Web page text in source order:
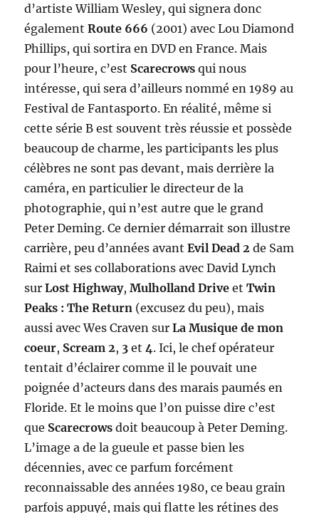
d’artiste William Wesley, qui signera donc
égalementRoute 666 (2001) avec Lou Diamond
Phillips, qui sortira en DVD en France. Mais
pour l’heure, c’est Scarecrows qui nous
intéresse, qui sera d’ailleurs nommé en 1989 au
Festival de Fantasporto. En réalité, même si
cette série B est souvent très réussie et possède
beaucoup de charme, les participants les plus
célèbres ne sont pas devant, mais derrière la
caméra, en particulier le directeur de la
photographie, qui n’est autre que le grand
Peter Deming. Ce dernier démarrait son illustre
carrière, peu d’années avantEvil Dead 2 de Sam
Raimi et ses collaborations avec David Lynch
surLost Highway,Mulholland DriveetTwin
Peaks : The Return (excusez du peu), mais
aussi avec Wes Craven surLa Musique de mon
coeur, Scream 2, 3 et4. Ici, le chef opérateur
tentait d’éclairer comme il le pouvait une
poignée d’acteurs dans des marais paumés en
Floride. Et le moins que l’on puisse dire c’est
que Scarecrows doit beaucoup à Peter Deming.
L’image a de la gueule et passe bien les
décennies, avec ce parfum forcément
reconnaissable des années 1980, ce beau grain
parfois appuyé, mais qui flatte les rétines des